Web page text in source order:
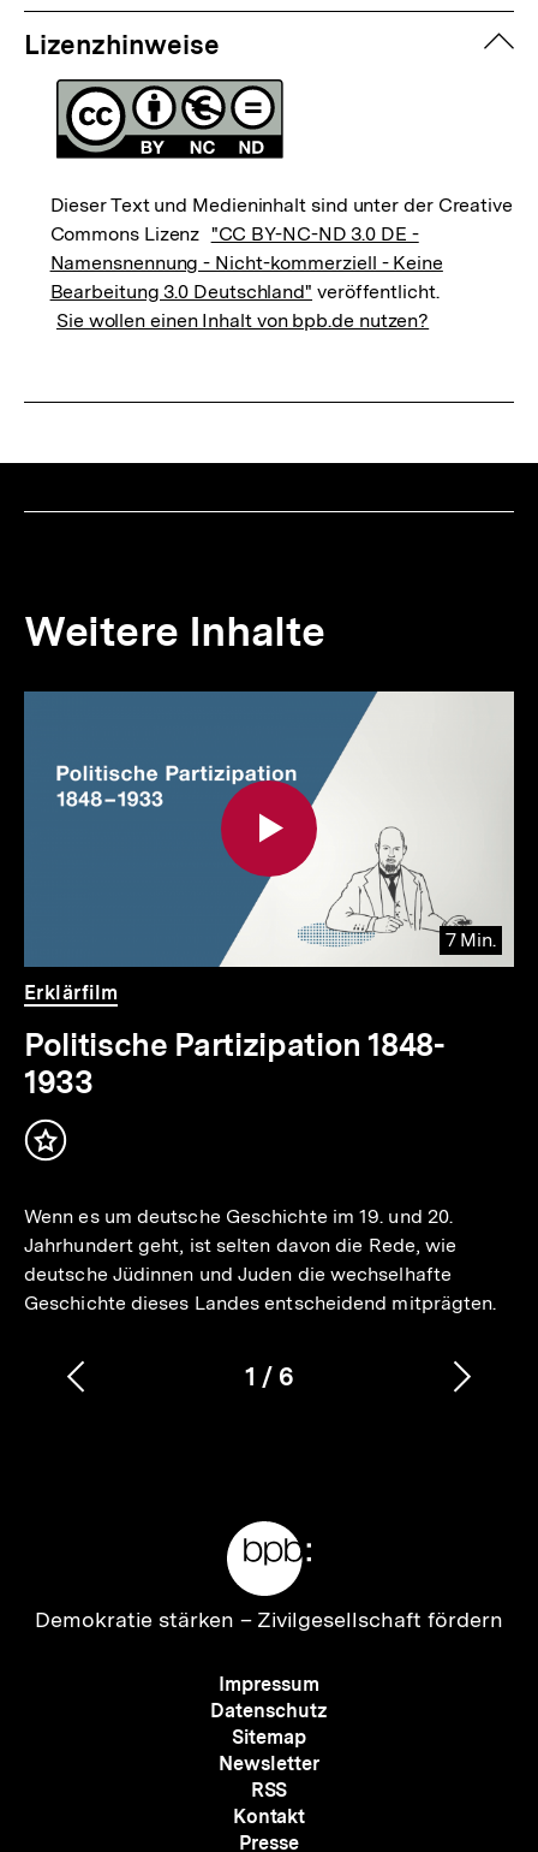
Lizenzhinweise
Dieser Text und Medieninhalt sind unter der Creative
Commons Lizenz "CC BY-NC-ND 3.0 DE -
Namensnennung - Nicht-kommerziell - Keine
Bearbeitung 3.0 Deutschland" veröffentlicht.
Sie wollen einen Inhalt von bpb.de nutzen?
Weitere Inhalte
Inhalte
7 Min.
Video
Dauer
7
Min.
Erklärfilm
Politische Partizipation 1848-
1933
Inhalt
Wenn es um deutsche Geschichte im 19. und 20.
Jahrhundert geht, ist selten davon die Rede, wie
deutsche Jüdinnen und Juden die wechselhafte
Geschichte dieses Landes entscheidend mitprägten.
Karussellinhalt
1
von
/ 6
Vorherigen
Zur
Demokratie stärken – Zivilgesellschaft fördern
Meta-
Navigation
Impressum
Datenschutz
Sitemap
Newsletter
RSS
Kontakt
Presse